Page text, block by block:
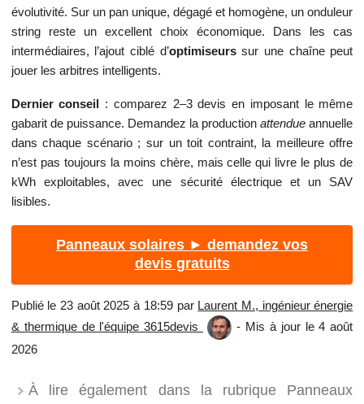
évolutivité. Sur un pan unique, dégagé et homogène, un onduleur
string reste un excellent choix économique. Dans les cas
intermédiaires, l’ajout ciblé d’optimiseurssur une chaîne peut
jouer les arbitres intelligents.
Dernier conseil : comparez 2–3 devis en imposant le même
gabarit de puissance. Demandez la productionattendue annuelle
dans chaque scénario ; sur un toit contraint, la meilleure offre
n’est pas toujours la moins chère, mais celle qui livre le plus de
kWh exploitables, avec une sécurité électrique et un SAV
lisibles.
Panneaux solaires ► demandez vos
devis gratuits
Publié le 23 août 2025 à 18:59 par Laurent M., ingénieur énergie
& thermique de l'équipe 3615devis
- Mis à jour le 4 août
2026
À lire également dans la rubrique Panneaux